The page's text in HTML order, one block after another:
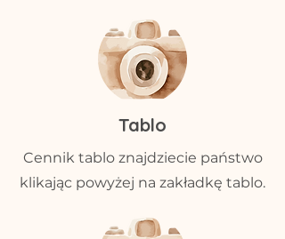
Tablo
Cennik tablo znajdziecie państwo
klikając powyżej na zakładkę tablo.